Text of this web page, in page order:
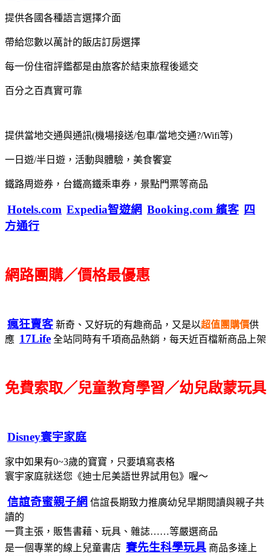
提供各國各種語言選擇介面
帶給您數以萬計的飯店訂房選擇
每一份住宿評鑑都是由旅客於結束旅程後遞交
百分之百真實可靠
提供當地交通與通訊(機場接送/包車/當地交通?/Wifi等)
一日遊/半日遊，活動與體驗，美食饗宴
鐵路周遊券，台鐵高鐵乘車券，景點門票等商品
Hotels.com Expedia智遊網 Booking.com 繽客 四
方通行
網路團購／價格最優惠
瘋狂賣客 新奇、又好玩的有趣商品，又是以超值團購價供
應 17Life 全站同時有千項商品熱銷，每天近百檔新商品上架
免費索取／兒童教育學習／幼兒啟蒙玩具
Disney寰宇家庭
家中如果有0~3歲的寶寶，只要填寫表格
寰宇家庭就送您《迪士尼美語世界試用包》喔～
信誼奇蜜親子網 信誼長期致力推廣幼兒早期閱讀與親子共
讀的
一貫主張，販售書藉、玩具、雜誌……等嚴選商品
是一個專業的線上兒童書店 賽先生科學玩具 商品多達上